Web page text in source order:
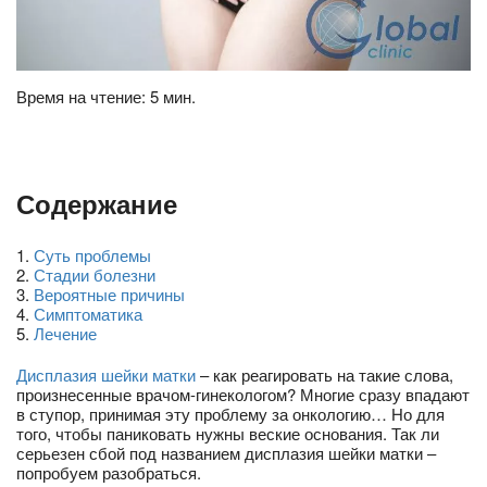
Время на чтение: 5 мин.
Содержание
1. Суть проблемы
2. Стадии болезни
3. Вероятные причины
4. Симптоматика
5. Лечение
Дисплазия шейки матки– как реагировать на такие слова,
произнесенные врачом-гинекологом? Многие сразу впадают
в ступор, принимая эту проблему за онкологию… Но для
того, чтобы паниковать нужны веские основания. Так ли
серьезен сбой под названием дисплазия шейки матки –
попробуем разобраться.